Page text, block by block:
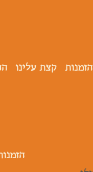
הזמנות קצת עלינו